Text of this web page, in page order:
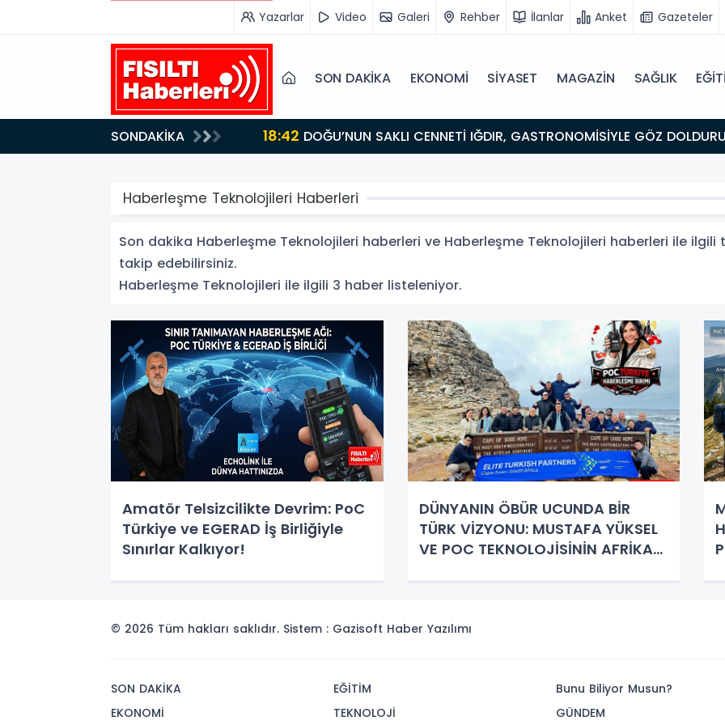
Yazarlar Video Galeri Rehber İlanlar Anket Gazeteler
SON DAKİKA EKONOMİ SİYASET MAGAZİN SAĞLIK
SONDAKİKA 18:42
KÜLTÜRÜNÜN BULUŞMA NOKTASI
Haberleşme Teknolojileri Haberleri
Son dakika Haberleşme Teknolojileri haberleri ve Haberleşme Teknolojileri haberleri ile ilgili
takip edebilirsiniz.
Haberleşme Teknolojileri ile ilgili 3 haber listeleniyor.
Amatör Telsizcilikte Devrim: PoC
Türkiye ve EGERAD İş Birliğiyle
Sınırlar Kalkıyor!
DÜNYANIN ÖBÜR UCUNDA BİR
TÜRK VİZYONU: MUSTAFA YÜKSEL
VE POC TEKNOLOJİSİNİN AFRİKA
© 2026 Tüm hakları saklıdır. Sistem : Gazisoft Haber Yazılımı
SON DAKİKA
EKONOMİ
EĞİTİM
TEKNOLOJİ
Bunu Biliyor Musun?
GÜNDEM